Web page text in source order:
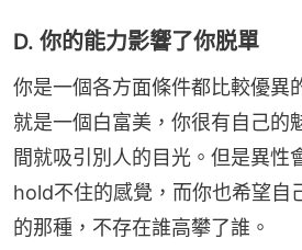
D. 你的能力影響了你脱單
你是一個各方面條件都比較優異
就是一個白富美，你很有自己的
間就吸引別人的目光。但是異性
hold不住的感覺，而你也希望自
的那種，不存在誰高攀了誰。